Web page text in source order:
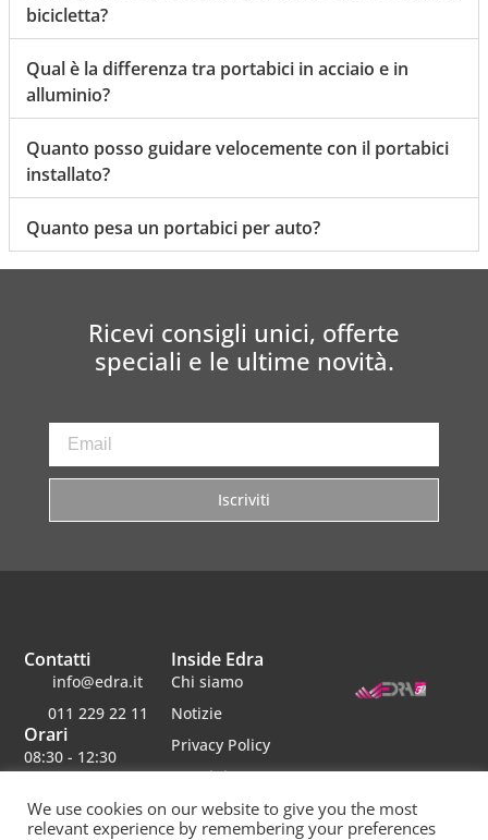
bicicletta?
Qual è la differenza tra portabici in acciaio e in
alluminio?
Quanto posso guidare velocemente con il portabici
installato?
Quanto pesa un portabici per auto?
Ricevi consigli unici, offerte
speciali e le ultime novità.
Iscriviti
Inside Edra
Chi siamo
Notizie
Privacy Policy
Termini e
condizioni
Lavora con noi
Contatti
info@edra.it
011 229 22 11
Orari
08:30 - 12:30
Sabato chiuso
We use cookies on our website to give you the most
relevant experience by remembering your preferences